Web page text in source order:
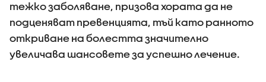
тежко заболяване, призова хората да не
подценяват превенцията, тъй като ранното
откриване на болестта значително
увеличава шансовете за успешно лечение.